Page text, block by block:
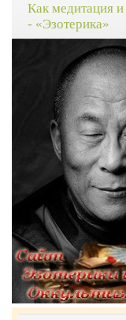
Как медитация
- «Эзотерика»